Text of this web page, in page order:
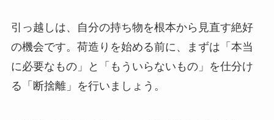
引っ越しは、自分の持ち物を根本から見直す絶好
の機会です。荷造りを始める前に、まずは「本当
に必要なもの」と「もういらないもの」を仕分け
る 「断捨離」 を行いましょう。